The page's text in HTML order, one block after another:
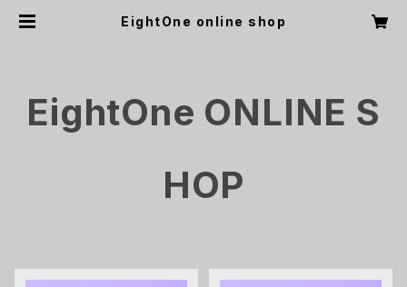
EightOne online shop
EightOne ONLINE S
HOP